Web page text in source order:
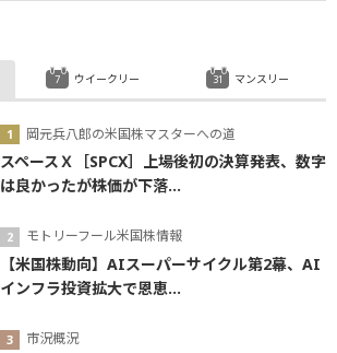
岡元兵八郎の米国株マスターへの道
スペースＸ［SPCX］上場後初の決算発表、数字
は良かったが株価が下落...
モトリーフール米国株情報
【米国株動向】AIスーパーサイクル第2幕、AI
インフラ投資拡大で恩恵...
市況概況
ウイークリー マンスリー